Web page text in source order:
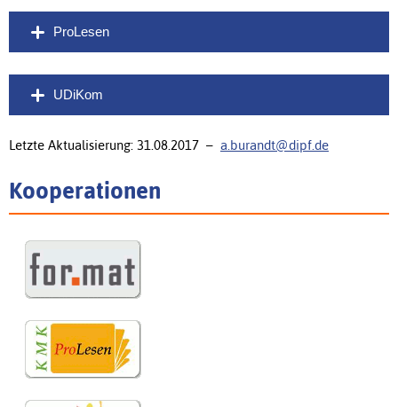
ProLesen
UDiKom
Letzte Aktualisierung: 31.08.2017 – a.burandt@dipf.de
Kooperationen